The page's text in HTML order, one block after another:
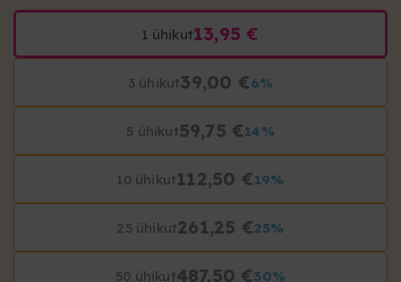
1 ühikut13,95 €
3 ühikut39,00 €6%
5 ühikut59,75 €14%
10 ühikut112,50 €19%
25 ühikut261,25 €25%
50 ühikut487,50 €30%